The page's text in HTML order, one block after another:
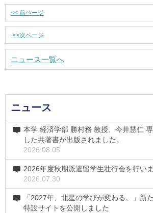
<< 前ページ
>>次ページ
ニュース一覧へ
ニュース
本学 経済学部 勝村務 教授、今井慧仁
した共著書が出版されました。
2026.08.05
2026年度秋期派遣留学生壮行会を行い
2026.07.30
「2027年、北星の学びが変わる。」新
特設サイトを公開しました